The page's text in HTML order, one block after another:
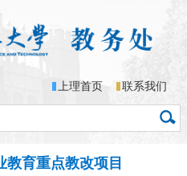
上理首页 联系我们
教育重点教改项目